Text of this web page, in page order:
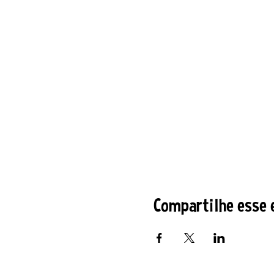
Compartilhe esse